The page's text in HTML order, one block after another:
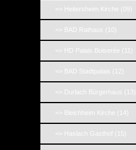
=> Heitersheim Kirche (09)
=> BAD Rathaus (10)
=> HD Palais Boiserée (11)
=> BAD Stadtpalais (12)
=> Durlach Bürgerhaus (13)
=> Bleichheim Kirche (14)
=> Haslach Gasthof (15)